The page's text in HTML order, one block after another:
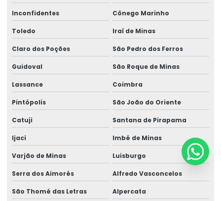
Inconfidentes Cônego Marinho
Toledo Iraí de Minas
Claro dos Poções São Pedro dos Ferros
Guidoval São Roque de Minas
Lassance Coimbra
Pintópolis São João do Oriente
Catuji Santana de Pirapama
Ijaci Imbé de Minas
Varjão de Minas Luisburgo
Serra dos Aimorés Alfredo Vasconcelos
São Thomé das Letras Alpercata